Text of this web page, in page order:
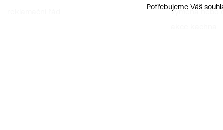
výměna nebo
Potřebujeme Váš